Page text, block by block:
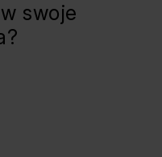
swoje